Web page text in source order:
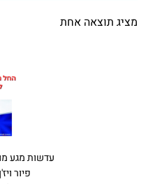
מציג תוצאה אחת
עדשות מגע
פיור